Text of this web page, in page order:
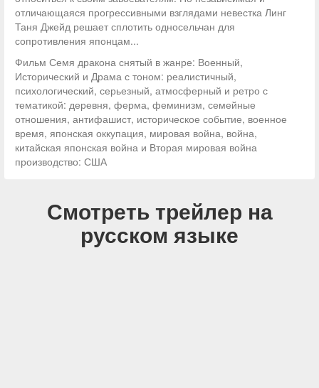
отличающаяся прогрессивными взглядами невестка Линг
Таня Джейд решает сплотить односельчан для
сопротивления японцам...
Фильм Семя дракона снятый в жанре: Военный,
Исторический и Драма с тоном: реалистичный,
психологический, серьезный, атмосферный и ретро с
тематикой: деревня, ферма, феминизм, семейные
отношения, антифашист, историческое событие, военное
время, японская оккупация, мировая война, война,
китайская японская война и Вторая мировая война
производство: США
Смотреть трейлер на
русском языке